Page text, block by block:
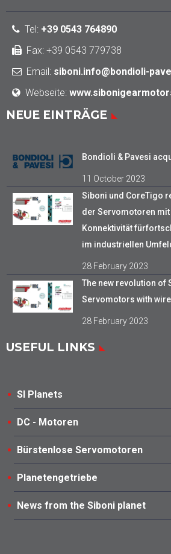
Tel: +39 0543 764890
Fax: +39 0543 779738
Email: siboni.info@bondioli-
Webseite:
NEUE EINTRÄGE
Bondioli & Pavesi
11 October 2023
Siboni und CoreTigo
der Servomotoren
Konnektivität
im industriellen
28 February 2023
The new revolution of
Servomotors with
28 February 2023
USEFUL LINKS
SI Planets
DC - Motoren
Bürstenlose Servomotoren
Planetengetriebe
News from the Siboni planet